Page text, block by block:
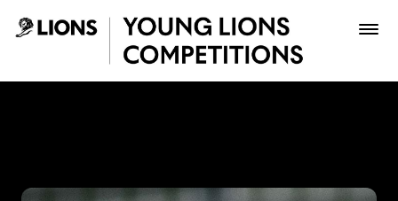
Saltar al contenido principal